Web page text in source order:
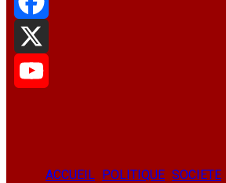
Facebook
X
ACCUEIL POLITIQUE SOCIETE